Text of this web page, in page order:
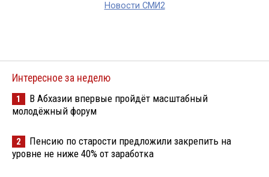
Новости СМИ2
Интересное за неделю
1
В Абхазии впервые пройдёт масштабный
молодёжный форум
2
Пенсию по старости предложили закрепить на
уровне не ниже 40% от заработка